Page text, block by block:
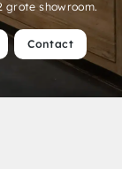
grote showroom.
Contact